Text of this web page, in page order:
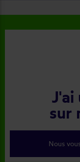
J'ai
sur
Nous